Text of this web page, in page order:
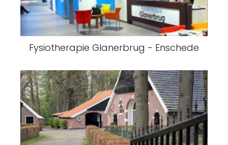
Fysiotherapie Glanerbrug - Enschede